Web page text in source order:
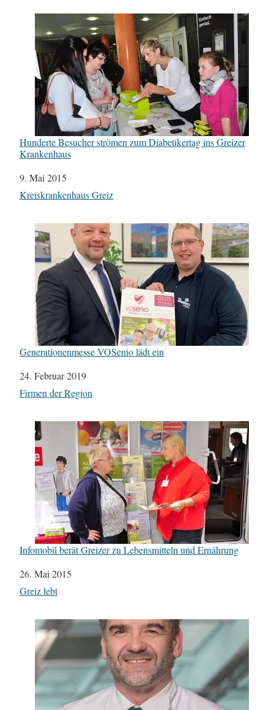
Hunderte Besucher strömen zum Diabetikertag ins Greizer
Krankenhaus
Datum
9. Mai 2015
In Bezug auf
Kreiskrankenhaus Greiz
Generationenmesse VOSenio lädt ein
Datum
24. Februar 2019
In Bezug auf
Firmen der Region
Infomobil berät Greizer zu Lebensmitteln und Ernährung
Datum
26. Mai 2015
In Bezug auf
Greiz lebt